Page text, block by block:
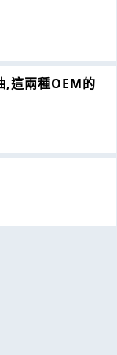
,這兩種OEM的